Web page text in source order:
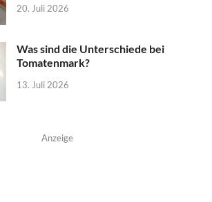
20. Juli 2026
Was sind die Unterschiede bei
Tomatenmark?
13. Juli 2026
Anzeige